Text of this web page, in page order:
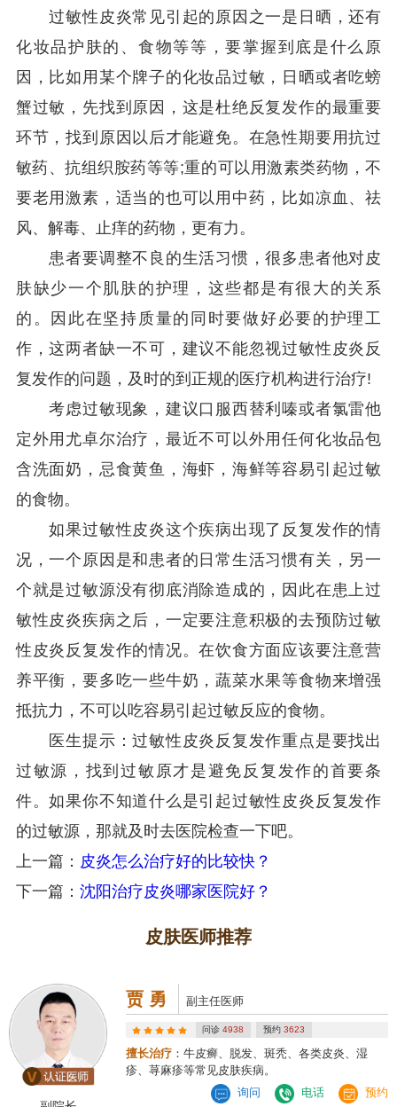
过敏性皮炎常见引起的原因之一是日晒，还有
化妆品护肤的、食物等等，要掌握到底是什么原
因，比如用某个牌子的化妆品过敏，日晒或者吃螃
蟹过敏，先找到原因，这是杜绝反复发作的最重要
环节，找到原因以后才能避免。在急性期要用抗过
敏药、抗组织胺药等等;重的可以用激素类药物，不
要老用激素，适当的也可以用中药，比如凉血、祛
风、解毒、止痒的药物，更有力。
患者要调整不良的生活习惯，很多患者他对皮
肤缺少一个肌肤的护理，这些都是有很大的关系
的。因此在坚持质量的同时要做好必要的护理工
作，这两者缺一不可，建议不能忽视过敏性皮炎反
复发作的问题，及时的到正规的医疗机构进行治疗!
考虑过敏现象，建议口服西替利嗪或者氯雷他
定外用尤卓尔治疗，最近不可以外用任何化妆品包
含洗面奶，忌食黄鱼，海虾，海鲜等容易引起过敏
的食物。
如果过敏性皮炎这个疾病出现了反复发作的情
况，一个原因是和患者的日常生活习惯有关，另一
个就是过敏源没有彻底消除造成的，因此在患上过
敏性皮炎疾病之后，一定要注意积极的去预防过敏
性皮炎反复发作的情况。在饮食方面应该要注意营
养平衡，要多吃一些牛奶，蔬菜水果等食物来增强
抵抗力，不可以吃容易引起过敏反应的食物。
医生提示：过敏性皮炎反复发作重点是要找出
过敏源，找到过敏原才是避免反复发作的首要条
件。如果你不知道什么是引起过敏性皮炎反复发作
的过敏源，那就及时去医院检查一下吧。
上一篇： 皮炎怎么治疗好的比较快？
下一篇： 沈阳治疗皮炎哪家医院好？
皮肤医师推荐
贾 勇 副主任医师
问诊4938 预约 3623
擅长治疗 ：牛皮癣、脱发、斑秃、各类皮炎、湿
疹、荨麻疹等常见皮肤疾病。
询问
电话 预约